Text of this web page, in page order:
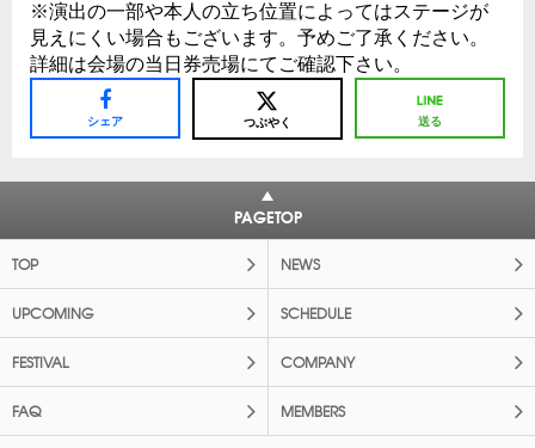
※演出の一部や本人の立ち位置によってはステージが
見えにくい場合もございます。予めご了承ください。
詳細は会場の当日券売場にてご確認下さい。
シェア つぶやく 送る
PAGETOP
TOP NEWS
UPCOMING SCHEDULE
FESTIVAL COMPANY
FAQ MEMBERS